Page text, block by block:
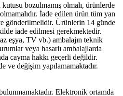
bozulmamış olmalı, ürünlerde
İade edilen ürün tüm yan
gönderilmelidir. Ürünlerin 14 günde
iade edilmesi gerekmektedir.
eşya, TV vb.) ambalajın teknik
veya hasarlı ambalajlarda
cayma hakkı geçerli değildir.
ve değişim yapılamamaktadır.
Elektronik ortamda